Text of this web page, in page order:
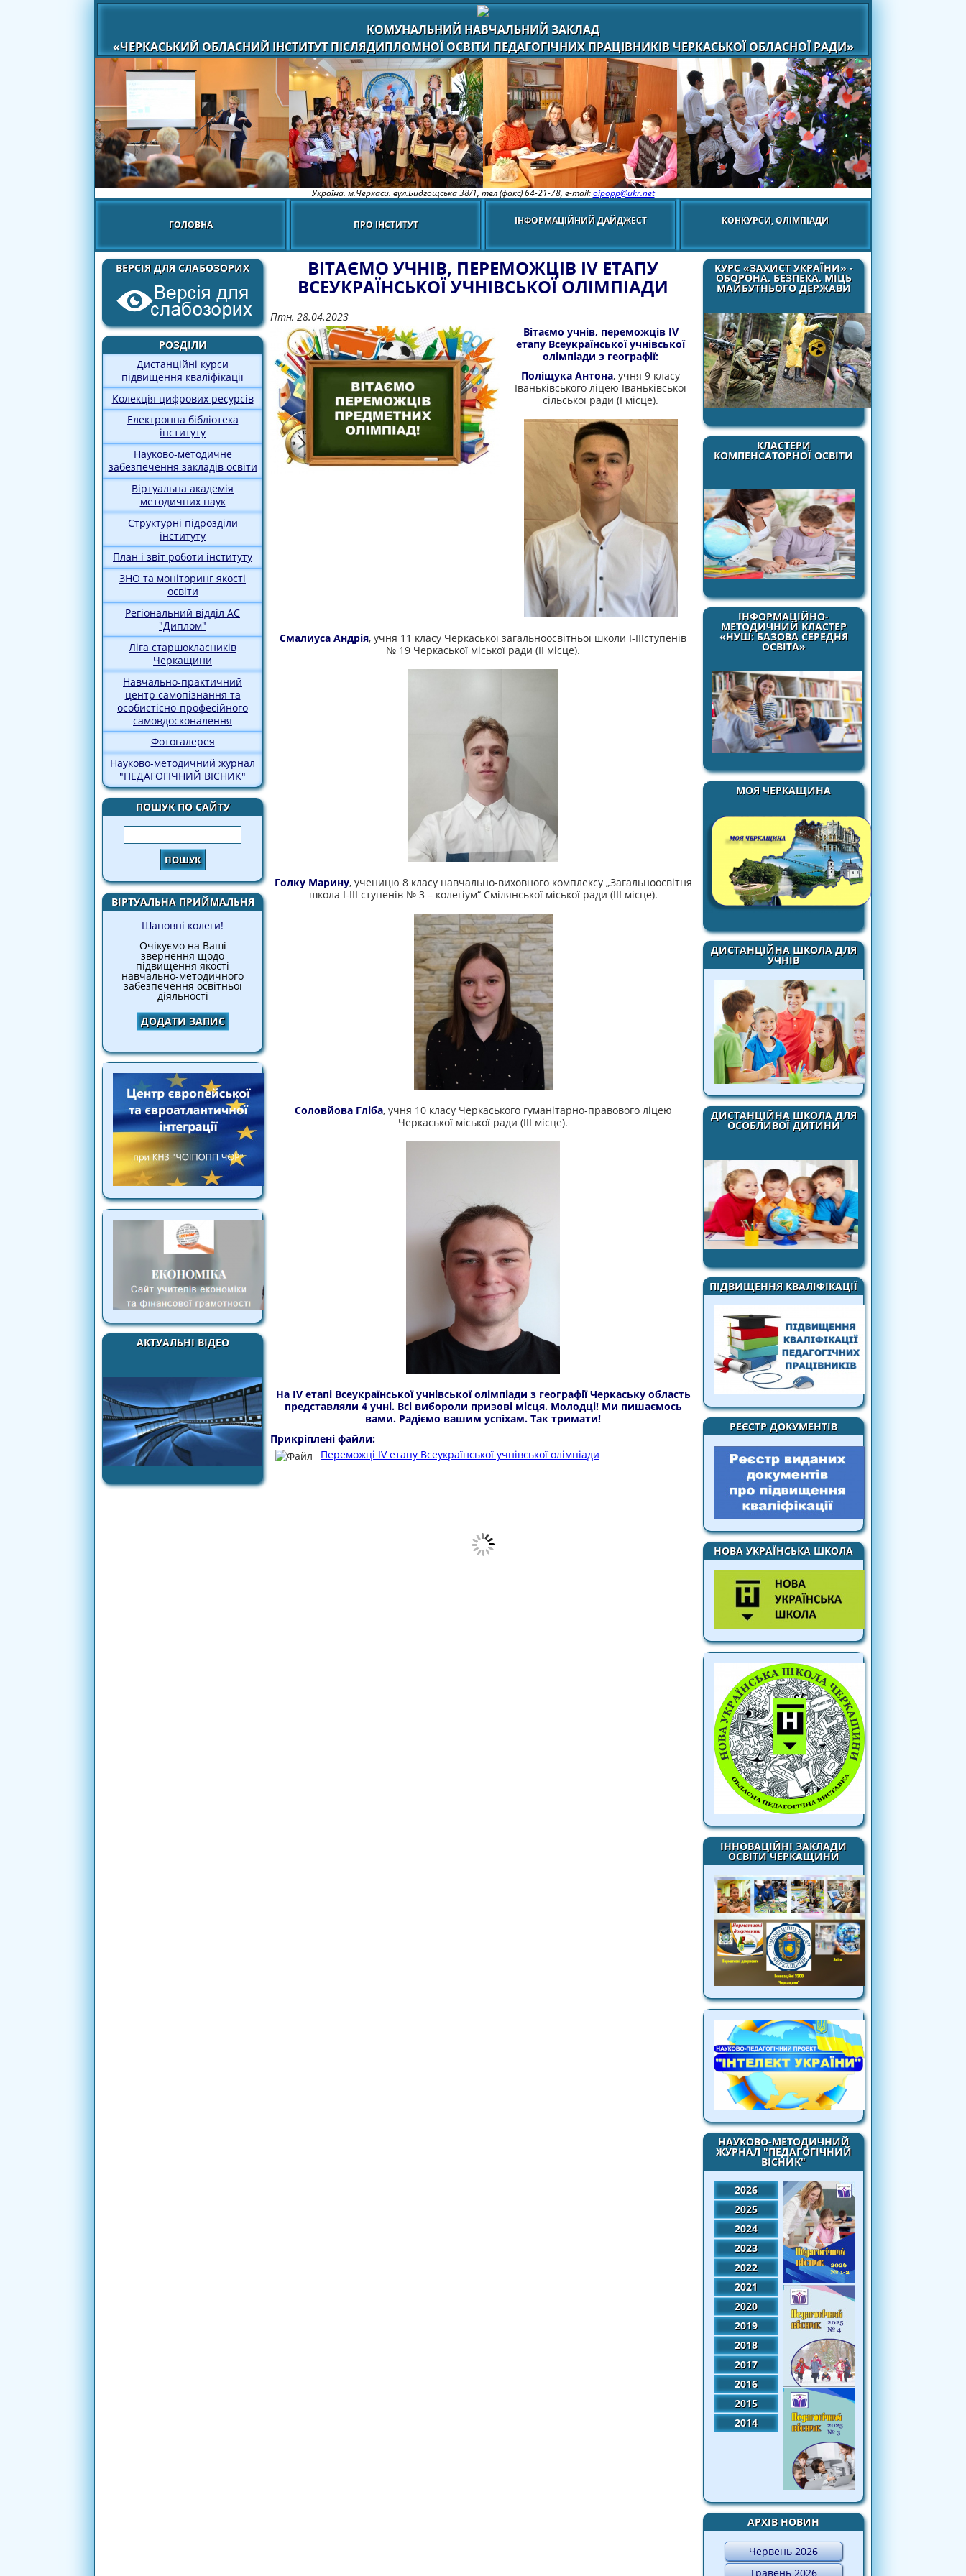
КОМУНАЛЬНИЙ НАВЧАЛЬНИЙ ЗАКЛАД
«ЧЕРКАСЬКИЙ ОБЛАСНИЙ ІНСТИТУТ ПІСЛЯДИПЛОМНОЇ ОСВІТИ ПЕДАГОГІЧНИХ ПРАЦІВНИКІВ ЧЕРКАСЬКОЇ ОБЛАСНОЇ РАДИ»
Україна. м.Черкаси. вул.Бидгощська 38/1, тел (факс) 64-21-78, e-mail:oipopp@ukr.net
ГОЛОВНА ПРО ІНСТИТУТ ІНФОРМАЦІЙНИЙ ДАЙДЖЕСТ КОНКУРСИ, ОЛІМПІАДИ
ВЕРСІЯ ДЛЯ СЛАБОЗОРИХ
РОЗДІЛИ
Дистанційні курси
підвищення кваліфікації
Колекція цифрових ресурсів
Електронна бібліотека
інституту
Науково-методичне
забезпечення закладів освіти
Віртуальна академія
методичних наук
Структурні підрозділи
інституту
План і звіт роботи інституту
ЗНО та моніторинг якості
освіти
Регіональний відділ АС
"Диплом"
Ліга старшокласників
Черкащини
Навчально-практичний
центр самопізнання та
особистісно-професійного
самовдосконалення
Фотогалерея
Науково-методичний журнал
"ПЕДАГОГІЧНИЙ ВІСНИК"
ПОШУК ПО САЙТУ
Пошук
ВІРТУАЛЬНА ПРИЙМАЛЬНЯ
Шановні колеги!
Очікуємо на Ваші
звернення щодо
підвищення якості
навчально-методичного
забезпечення освітньої
діяльності
ДОДАТИ ЗАПИС
АКТУАЛЬНІ ВІДЕО
КУРС «ЗАХИСТ УКРАЇНИ» -
ОБОРОНА, БЕЗПЕКА, МІЦЬ
МАЙБУТНЬОГО ДЕРЖАВИ
КЛАСТЕРИ
КОМПЕНСАТОРНОЇ ОСВІТИ
ІНФОРМАЦІЙНО-
МЕТОДИЧНИЙ КЛАСТЕР
«НУШ: БАЗОВА СЕРЕДНЯ
ОСВІТА»
МОЯ ЧЕРКАЩИНА
ДИСТАНЦІЙНА ШКОЛА ДЛЯ
УЧНІВ
ДИСТАНЦІЙНА ШКОЛА ДЛЯ
ОСОБЛИВОЇ ДИТИНИ
ПІДВИЩЕННЯ КВАЛІФІКАЦІЇ
РЕЄСТР ДОКУМЕНТІВ
НОВА УКРАЇНСЬКА ШКОЛА
ІННОВАЦІЙНІ ЗАКЛАДИ
ОСВІТИ ЧЕРКАЩИНИ
НАУКОВО-МЕТОДИЧНИЙ
ЖУРНАЛ "ПЕДАГОГІЧНИЙ
ВІСНИК"
2026
2025
2024
2023
2022
2021
2020
2019
2018
2017
2016
2015
2014
АРХІВ НОВИН
Червень 2026
Травень 2026
ВІТАЄМО УЧНІВ, ПЕРЕМОЖЦІВ ІV ЕТАПУ
ВСЕУКРАЇНСЬКОЇ УЧНІВСЬКОЇ ОЛІМПІАДИ
Птн, 28.04.2023
Вітаємо учнів, переможців ІV
етапу Всеукраїнської учнівської
олімпіади з географії:
Поліщука Антона, учня 9 класу
Іваньківського ліцею Іваньківської
сільської ради (І місце).
Смалиуса Андрія, учня 11 класу Черкаської загальноосвітньої школи І-ІІІступенів
№ 19 Черкаської міської ради (ІІ місце).
Голку Марину, ученицю 8 класу навчально-виховного комплексу „Загальноосвітня
школа І-ІІІ ступенів № 3 – колегіум“ Смілянської міської ради (ІІІ місце).
Соловйова Гліба, учня 10 класу Черкаського гуманітарно-правового ліцею
Черкаської міської ради (ІІІ місце).
На ІV етапі Всеукраїнської учнівської олімпіади з географії Черкаську область
представляли 4 учні. Всі вибороли призові місця. Молодці! Ми пишаємось
вами. Радіємо вашим успіхам. Так тримати!
Прикріплені файли:
Переможці ІV етапу Всеукраїнської учнівської олімпіади